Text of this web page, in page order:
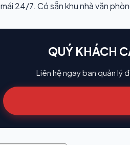
mái 24/7. Có sẵn khu nhà văn
QUÝ KHÁCH
Liên hệ ngay ban quản lý